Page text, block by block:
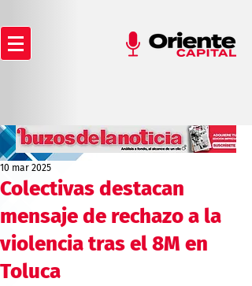
Colectivas destacan
mensaje de rechazo a la
violencia tras el 8M en
Toluca
10 mar 2025